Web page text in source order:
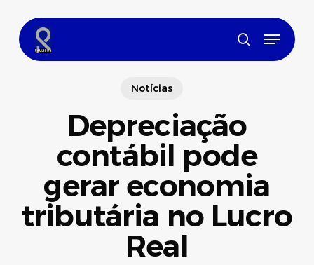
main
content
search
Menu
Notícias
Depreciação
contábil pode
gerar economia
tributária no Lucro
Real